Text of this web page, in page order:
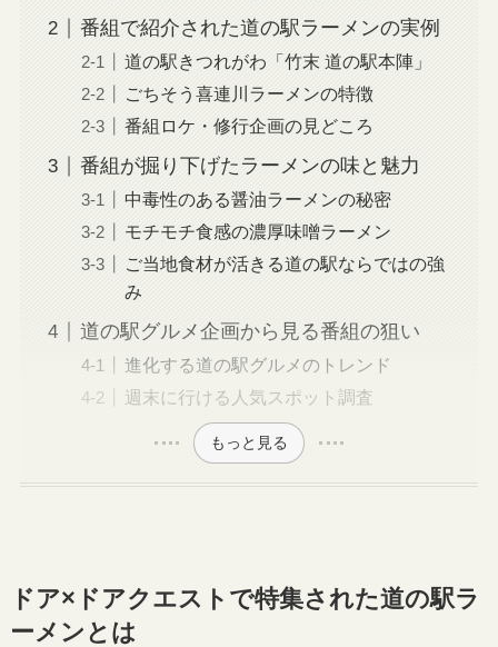
番組で紹介された道の駅ラーメンの実例
道の駅きつれがわ「竹末 道の駅本陣」
ごちそう喜連川ラーメンの特徴
番組ロケ・修行企画の見どころ
番組が掘り下げたラーメンの味と魅力
中毒性のある醤油ラーメンの秘密
モチモチ食感の濃厚味噌ラーメン
ご当地食材が活きる道の駅ならではの強
み
道の駅グルメ企画から見る番組の狙い
進化する道の駅グルメのトレンド
週末に行ける人気スポット調査
もっと見る
ドア×ドアクエストで特集された道の駅ラ
ーメンとは